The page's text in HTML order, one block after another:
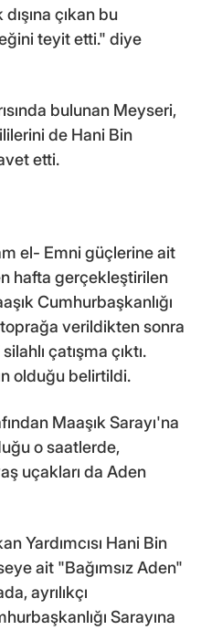
çıkan bu
teyit etti." diye
bulunan Meyseri,
de Hani Bin
etti.
el- Emni güçlerine ait
hafta gerçekleştirilen
Cumhurbaşkanlığı
toprağa verildikten sonra
çatışma çıktı.
olduğu belirtildi.
Maaşık Sarayı'na
o saatlerde,
uçakları da Aden
Yardımcısı Hani Bin
ait "Bağımsız Aden"
ayrılıkçı
Sarayına